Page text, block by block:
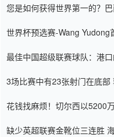
您是如何获得世界第一的？
世界杯预选赛-Wang Yudong
最佳中国超级联赛球队：港
3场比赛中有23张射门在底
花钱找麻烦！切尔西以5200
缺少英超联赛金靴位三连胜